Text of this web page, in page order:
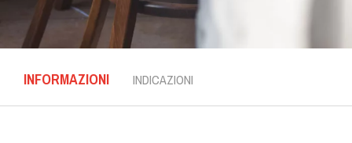
INFORMAZIONI INDICAZIONI